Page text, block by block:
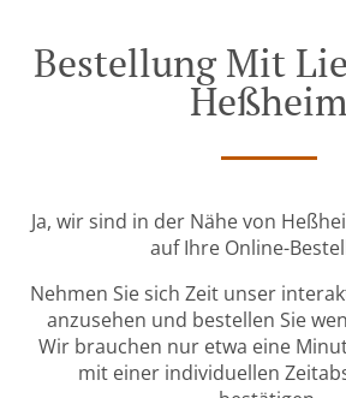
Bestellung Mit
Heßheim
Ja, wir sind in der Nähe von
auf Ihre Online-
Nehmen Sie sich Zeit unser
anzusehen und bestellen Sie
Wir brauchen nur etwa eine
mit einer individuellen